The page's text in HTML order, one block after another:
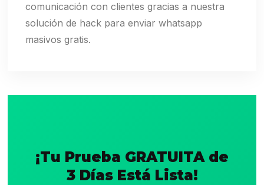
comunicación con clientes gracias a nuestra
solución de hack para enviar whatsapp
masivos gratis.
¡Tu Prueba GRATUITA de
3 Días Está Lista!